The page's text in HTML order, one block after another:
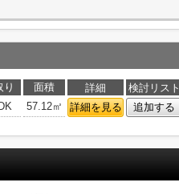
り 面積 詳細
検討リスト
57.12㎡ 詳細を見る 追加する